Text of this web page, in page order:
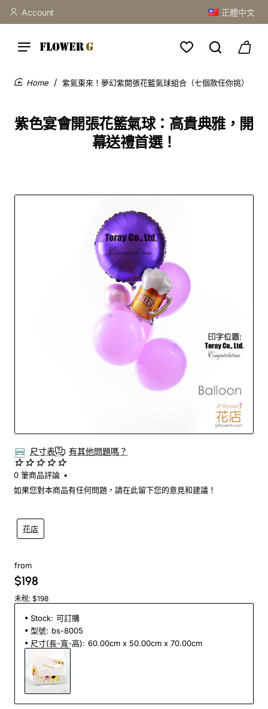
Account 正體中文
紫色宴會開張花籃氣球：高貴典雅，開
幕送禮首選！
紫氣東來！夢幻紫開張花籃氣球組合（七個款任你挑）
尺寸表 有其他問題嗎？
花店
0 筆商品評論 •
如果您對本商品有任何問題，請在此留下您的意見和建議！
from
$198
未稅: $198
Stock: 可訂購
型號: bs-8005
尺寸(長-寬-高): 60.00cm x 50.00cm x 70.00cm